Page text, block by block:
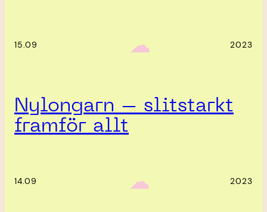
15.09 ‎ ‎‎ ☁︎‎‎ 2023
Nylongarn – slitstarkt
framför allt
14.09 ‎ ‎‎ ☁︎‎‎ 2023